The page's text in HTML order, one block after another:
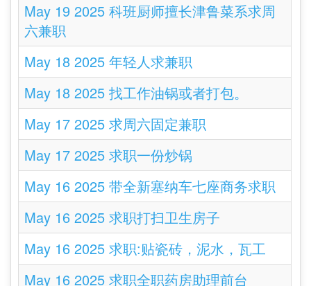
May 19 2025 科班厨师擅长津鲁菜系求周
六兼职
May 18 2025 年轻人求兼职
May 18 2025 找工作油锅或者打包。
May 17 2025 求周六固定兼职
May 17 2025 求职一份炒锅
May 16 2025 带全新塞纳车七座商务求职
May 16 2025 求职打扫卫生房子
May 16 2025 求职:贴瓷砖，泥水，瓦工
May 16 2025 求职全职药房助理前台